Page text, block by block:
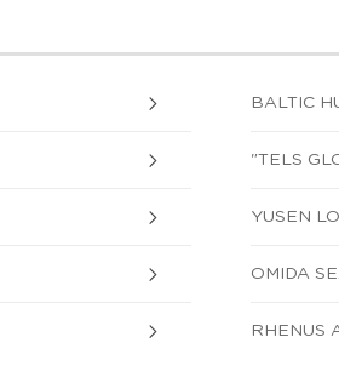
BALTIC
"TELS
YUSEN
OMIDA
RHENUS